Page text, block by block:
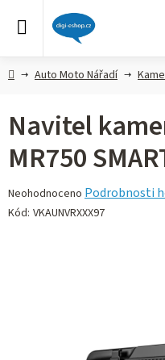
DomůAuto Moto Nářadí
Navitel
MR750
Průměrné
hodnocení
Neohodnoceno Podrobnosti
Kód: VKAUNVRXXX97